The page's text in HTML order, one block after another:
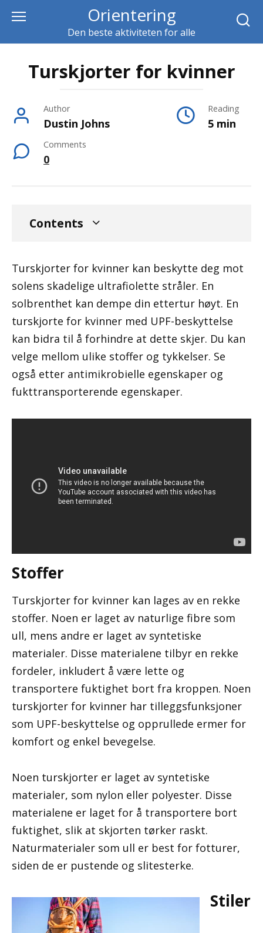
content
Orientering
Den beste aktiviteten for alle
Turskjorter for kvinner
Author
Dustin Johns
Reading
5 min
Comments
0
Contents
Turskjorter for kvinner kan beskytte deg mot
solens skadelige ultrafiolette stråler. En
solbrenthet kan dempe din ettertur høyt. En
turskjorte for kvinner med UPF-beskyttelse
kan bidra til å forhindre at dette skjer. Du kan
velge mellom ulike stoffer og tykkelser. Se
også etter antimikrobielle egenskaper og
fukttransporterende egenskaper.
Stoffer
Turskjorter for kvinner kan lages av en rekke
stoffer. Noen er laget av naturlige fibre som
ull, mens andre er laget av syntetiske
materialer. Disse materialene tilbyr en rekke
fordeler, inkludert å være lette og
transportere fuktighet bort fra kroppen. Noen
turskjorter for kvinner har tilleggsfunksjoner
som UPF-beskyttelse og opprullede ermer for
komfort og enkel bevegelse.
Noen turskjorter er laget av syntetiske
materialer, som nylon eller polyester. Disse
materialene er laget for å transportere bort
fuktighet, slik at skjorten tørker raskt.
Naturmaterialer som ull er best for fotturer,
siden de er pustende og slitesterke.
Stiler